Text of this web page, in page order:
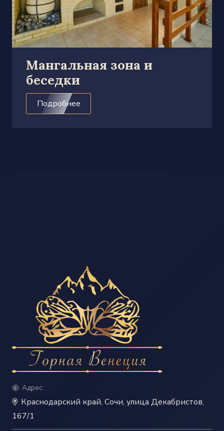
Мангальная зона и
беседки
Подробнее
Адрес:
Краснодарский край, Сочи, улица Декабристов,
167/1